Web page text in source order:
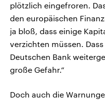
plötzlich eingefroren.
den europäischen
ja bloß, dass einige
verzichten müssen.
Deutschen Bank
große Gefahr.“
Doch auch die